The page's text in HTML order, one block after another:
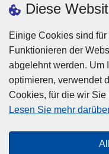
Diese
Einige Cookies sind
Funktionieren der
abgelehnt werden. Um
optimieren, verwendet
Cookies, für die wir Sie
Lesen Sie mehr
g
e
S
e
i
t